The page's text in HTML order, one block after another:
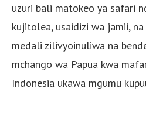
uzuri bali matokeo ya safari
kujitolea, usaidizi wa jamii,
medali zilivyoinuliwa na
mchango wa Papua kwa
Indonesia ukawa mgumu